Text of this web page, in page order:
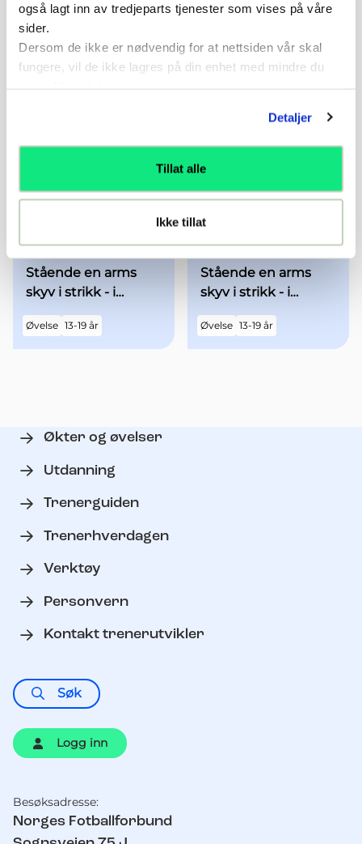
også lagt inn av tredjeparts tjenester som vises på våre
sider.
Dersom de ikke er nødvendig for at nettsiden vår skal
fungere, vil de ikke lagres på din enhet med mindre du
Detaljer
Tillat alle
Ikke tillat
Stående et beins
Stående en arms
utgangsstilling med
Stående en arms
skyv i strikk - i
utgangsstilling med
begge armene over
hodet
Øvelse 13-19 år
Stående en arms
skyv i strikk - i
utgangsstilling med
begge armene
"90grader" ut til
Øvelse 13-19 år
Økter og øvelser
Utdanning
Trenerguiden
Trenerhverdagen
Verktøy
Personvern
Kontakt trenerutvikler
Søk
Logg inn
Kontaktinformasjon
Besøksadresse:
Norges Fotballforbund